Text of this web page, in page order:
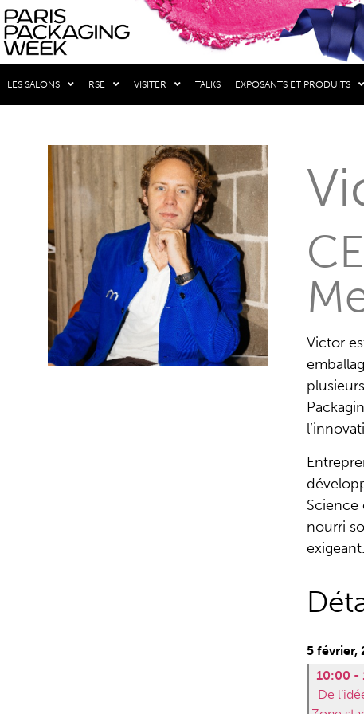
LES SALONS RSE VISITER TALKS EXPOSANTS ET PRODUITS
Victor
Science
nourri
exigeant.
5 février,
10:00 -
De